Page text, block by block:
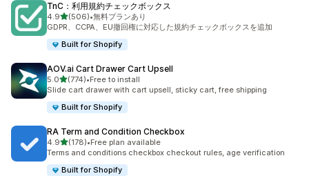
TnC：利用規約チェックボックス
4.95つ星中
(506)
合計レビュー数：506件
•無料プランあり
GDPR、CCPA、EU撤回権に対応した規約チェックボックスを追加
Built for Shopify
AOV.ai Cart Drawer Cart Upsell
5.05つ星中
(774)
合計レビュー数：774件
•Free to install
Slide cart drawer with cart upsell, sticky cart, free shipping
Built for Shopify
RA Term and Condition Checkbox
4.95つ星中
(178)
合計レビュー数：178件
•Free plan available
Terms and conditions checkbox checkout rules, age verification
Built for Shopify